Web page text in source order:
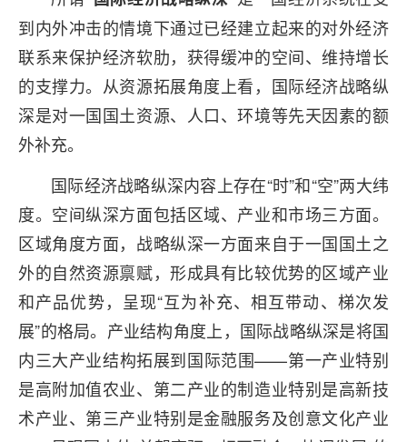
到内外冲击的情境下通过已经建立起来的对外经济
联系来保护经济软肋，获得缓冲的空间、维持增长
的支撑力。从资源拓展角度上看，国际经济战略纵
深是对一国国土资源、人口、环境等先天因素的额
外补充。
国际经济战略纵深内容上存在“时”和“空”两大纬
度。空间纵深方面包括区域、产业和市场三方面。
区域角度方面，战略纵深一方面来自于一国国土之
外的自然资源禀赋，形成具有比较优势的区域产业
和产品优势，呈现“互为补充、相互带动、梯次发
展”的格局。产业结构角度上，国际战略纵深是将国
内三大产业结构拓展到国际范围——第一产业特别
是高附加值农业、第二产业的制造业特别是高新技
术产业、第三产业特别是金融服务及创意文化产业